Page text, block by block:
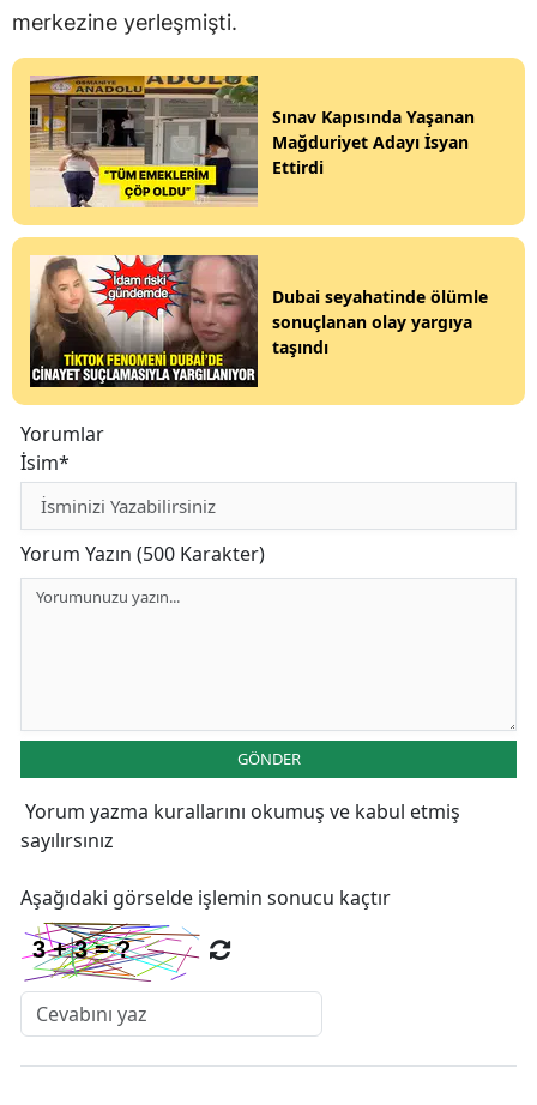
merkezine yerleşmişti.
Sınav Kapısında Yaşanan
Mağduriyet Adayı İsyan
Ettirdi
Dubai seyahatinde ölümle
sonuçlanan olay yargıya
taşındı
Yorumlar
İsim*
Yorum Yazın (500 Karakter)
GÖNDER
Yorum yazma kurallarını okumuş ve kabul etmiş
sayılırsınız
Aşağıdaki görselde işlemin sonucu kaçtır